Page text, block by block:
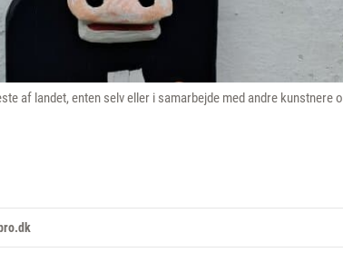
af landet, enten selv eller i samarbejde med andre kunstnere